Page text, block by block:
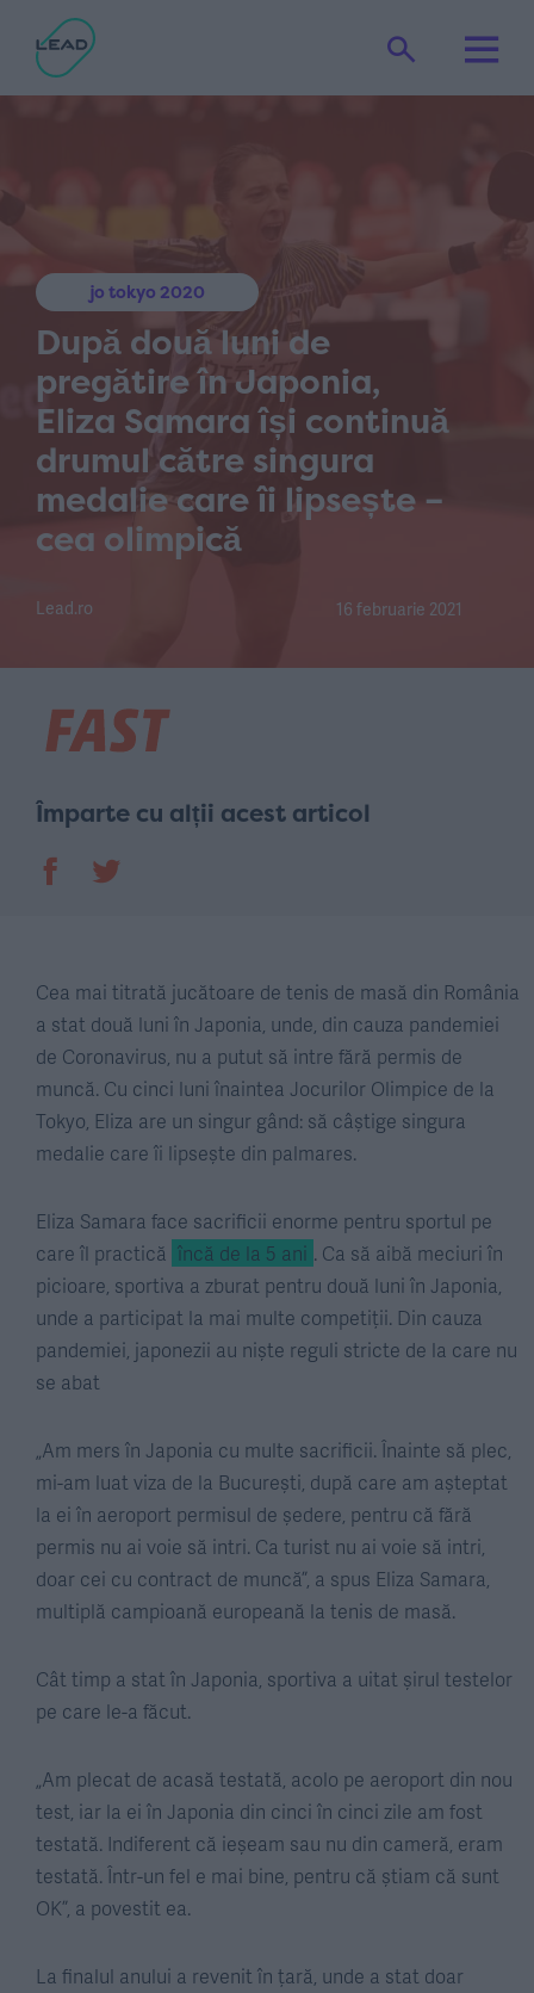
jo tokyo 2020
După două luni de
pregătire în Japonia,
Eliza Samara își continuă
drumul către singura
medalie care îi lipsește –
cea olimpică
Lead.ro 16 februarie 2021
Împarte cu alții acest articol
Cea mai titrată jucătoare de tenis de masă din România
a stat două luni în Japonia, unde, din cauza pandemiei
de Coronavirus, nu a putut să intre fără permis de
muncă. Cu cinci luni înaintea Jocurilor Olimpice de la
Tokyo, Eliza are un singur gând: să câștige singura
medalie care îi lipsește din palmares.
Eliza Samara face sacrificii enorme pentru sportul pe
care îl practică încă de la 5 ani . Ca să aibă meciuri în
picioare, sportiva a zburat pentru două luni în Japonia,
unde a participat la mai multe competiții. Din cauza
pandemiei, japonezii au niște reguli stricte de la care nu
se abat
„Am mers în Japonia cu multe sacrificii. Înainte să plec,
mi-am luat viza de la București, după care am așteptat
la ei în aeroport permisul de ședere, pentru că fără
permis nu ai voie să intri. Ca turist nu ai voie să intri,
doar cei cu contract de muncă”, a spus Eliza Samara,
multiplă campioană europeană la tenis de masă.
Cât timp a stat în Japonia, sportiva a uitat șirul testelor
pe care le-a făcut.
„Am plecat de acasă testată, acolo pe aeroport din nou
test, iar la ei în Japonia din cinci în cinci zile am fost
testată. Indiferent că ieșeam sau nu din cameră, eram
testată. Într-un fel e mai bine, pentru că știam că sunt
OK”, a povestit ea.
La finalul anului a revenit în țară, unde a stat doar